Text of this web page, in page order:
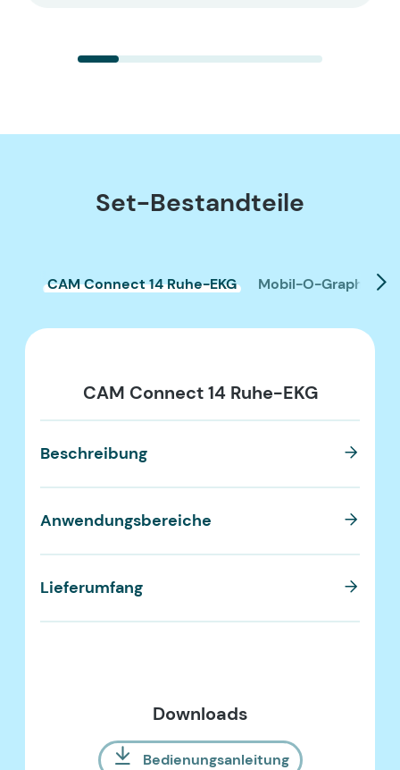
Set-Bestandteile
CAM Connect 14 Ruhe-EKG Mobil-O-Graph
CAM Connect 14 Ruhe-EKG
Beschreibung
Anwendungsbereiche
Lieferumfang
Downloads
Bedienungsanleitung